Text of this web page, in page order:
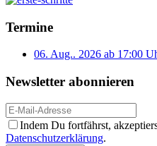
Termine
06. Aug.. 2026 ab 17:00
Newsletter abonnieren
Indem Du fortfährst,
Datenschutzerklärung.